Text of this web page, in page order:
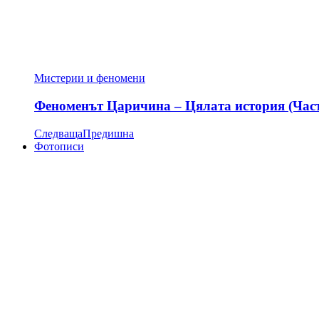
Мистерии и феномени
Феноменът Царичина – Цялата история
СледващаПредишна
Фотописи